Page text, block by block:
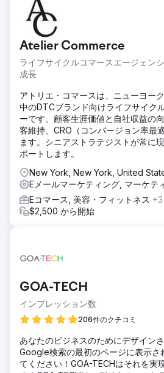
Atelier Commerce
ライフサイクルコマースエージェン
成長
アトリエ・コマースは、ニューヨー
中のDTCブランド向けライフサイク
ーです。顧客生涯価値と自社収益の
客維持、CRO（コンバージョン率最
ます。シニアストラテジストが常に
ポートします。
New York, New York, United
Eメールマーケティング, マーケテ
Eコマース, 美容・フィットネス +3
$2,500 から開始
GOA-TECH
インプレッション数
206件のクチコミ
あなたのビジネスのためにデザイン
Google検索の最初のページに表示さ
てください！GOA-TECHはそれを実